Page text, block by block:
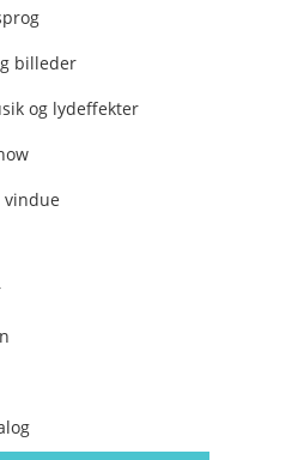
billeder
og lydeffekter